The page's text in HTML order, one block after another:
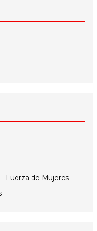
Fuerza de Mujeres